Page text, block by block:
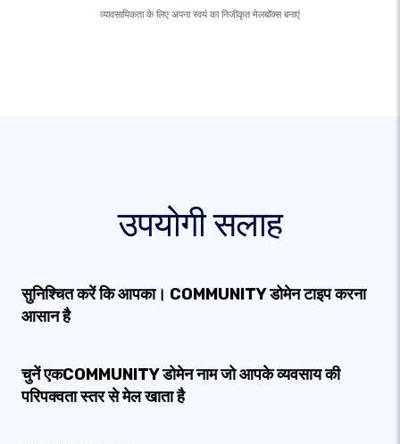
व्यावसायिकता के लिए अपना स्वयं का निजीकृत मेलबॉक्स बनाएं
उपयोगी सलाह
सुनिश्चित करें कि आपका। COMMUNITY डोमेन टाइप करना
आसान है
चुनें एकCOMMUNITY डोमेन नाम जो आपके व्यवसाय की
परिपक्वता स्तर से मेल खाता है